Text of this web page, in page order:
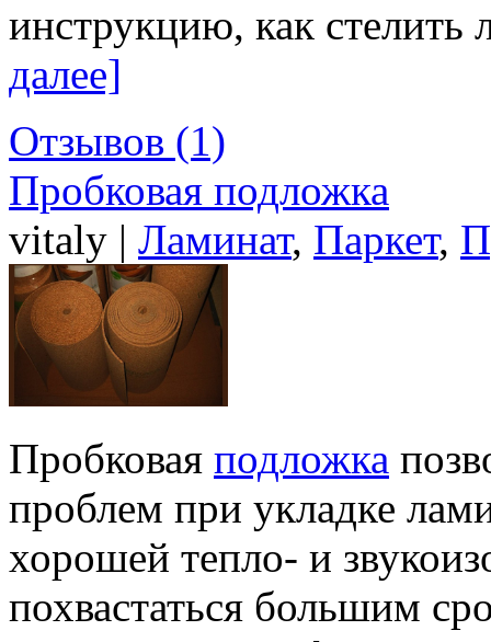
инструкцию, как стелить
далее]
Отзывов (1)
Пробковая подложка
vitaly | Ламинат, Паркет,
Пробковая подложка
проблем при укладке
хорошей тепло- и
похвастаться большим